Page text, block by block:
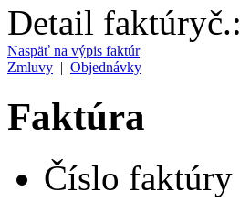
Detail faktúryč.:
Naspäť na výpis faktúr
Zmluvy | Objednávky
Faktúra
Číslo faktúry